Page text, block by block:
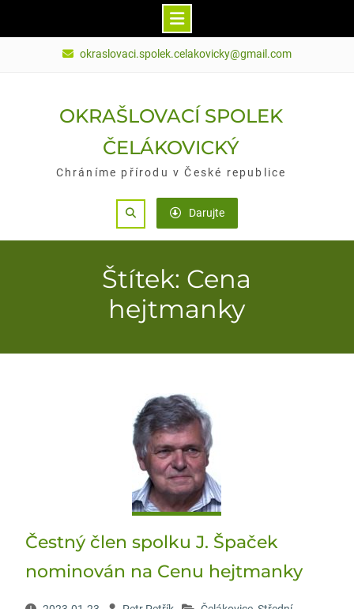
okraslovaci.spolek.celakovicky@gmail.com
OKRAŠLOVACÍ SPOLEK
ČELÁKOVICKÝ
Chráníme přírodu v České republice
Search Darujte
Štítek: Cena
hejtmanky
Čestný člen spolku J. Špaček
nominován na Cenu hejtmanky